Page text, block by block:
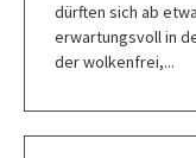
dürften sich ab
erwartungsvoll in
der wolkenfrei,...